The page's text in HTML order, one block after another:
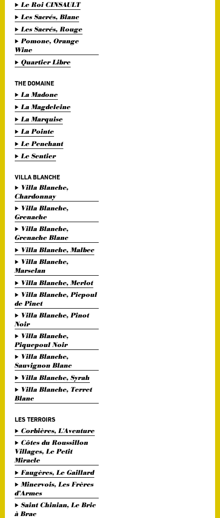
Le Roi CINSAULT
Les Sacrés, Blanc
Les Sacrés, Rouge
Pomone, Orange
Wine
Quartier Libre
THE DOMAINE
La Madone
La Magdeleine
La Marquise
La Pointe
Le Penchant
Le Sentier
VILLA BLANCHE
Villa Blanche,
Chardonnay
Villa Blanche,
Grenache
Villa Blanche,
Grenache Blanc
Villa Blanche, Malbec
Villa Blanche,
Marselan
Villa Blanche, Merlot
Villa Blanche, Picpoul
de Pinet
Villa Blanche, Pinot
Noir
Villa Blanche,
Piquepoul Noir
Villa Blanche,
Sauvignon Blanc
Villa Blanche, Syrah
Villa Blanche, Terret
Blanc
LES TERROIRS
Corbières, L'Aventure
Côtes du Roussillon
Villages, Le Petit
Miracle
Faugères, Le Gaillard
Minervois, Les Frères
d’Armes
Saint Chinian, Le Bric
à Brac